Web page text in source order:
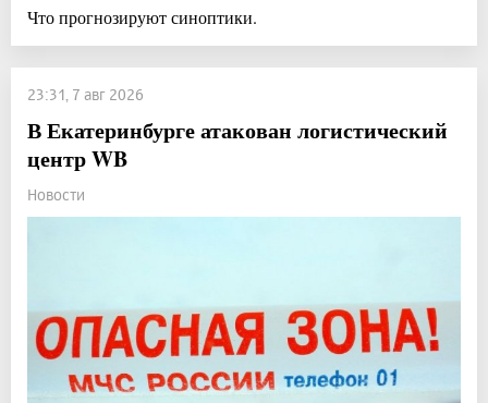
Что прогнозируют синоптики.
23:31, 7 авг 2026
В Екатеринбурге атакован логистический
центр WB
Новости